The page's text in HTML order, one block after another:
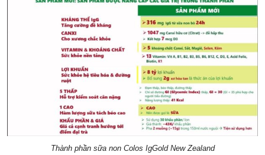
Thành phần sữa non Colos IgGold New Zealand